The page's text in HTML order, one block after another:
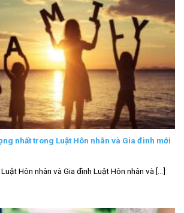
nhất trong Luật Hôn nhân và Gia đình mới
Hôn nhân và Gia đình Luật Hôn nhân và [...]